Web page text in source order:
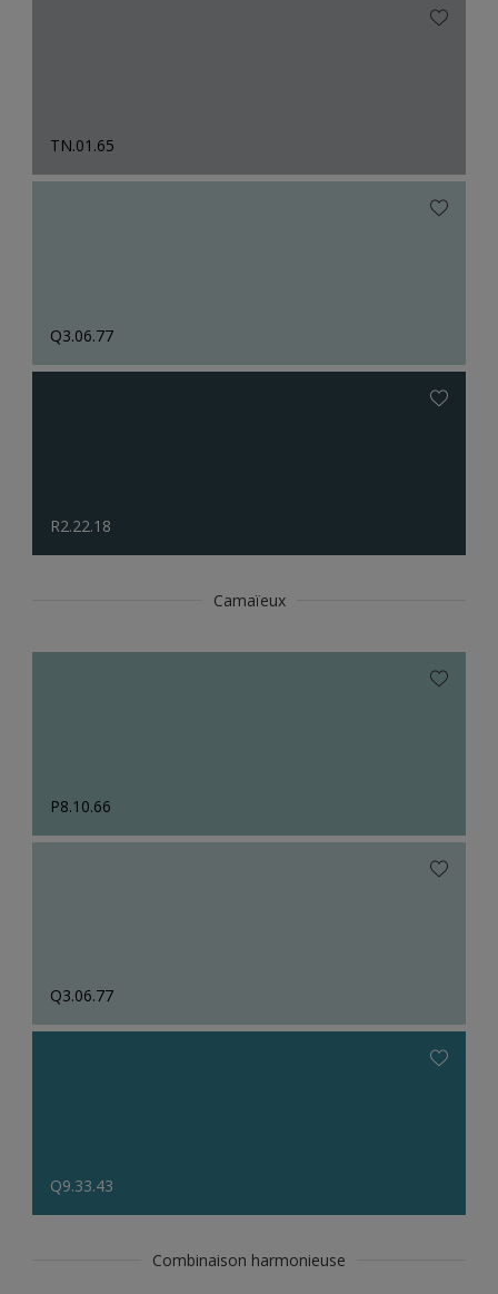
TN.01.65
Q3.06.77
R2.22.18
Camaïeux
P8.10.66
Q3.06.77
Q9.33.43
Combinaison harmonieuse